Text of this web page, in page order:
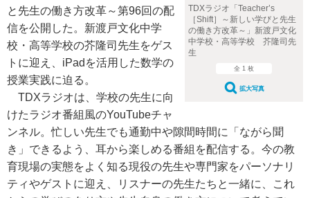
TDXラジオ「Teacher’s
［Shift］～新しい学びと先生
の働き方改革～」新渡戸文化
中学校・高等学校 芥隆司先
生
全 1 枚
拡大写真
と先生の働き方改革～第96回の配
信を公開した。新渡戸文化中学
校・高等学校の芥隆司先生をゲス
トに迎え、iPadを活用した数学の
授業実践に迫る。
TDXラジオは、学校の先生に向
けたラジオ番組風のYouTubeチャ
ンネル。忙しい先生でも通勤中や隙間時間に「ながら聞
き」できるよう、耳から楽しめる番組を配信する。今の教
育現場の実態をよく知る現役の先生や専門家をパーソナリ
ティやゲストに迎え、リスナーの先生たちと一緒に、これ